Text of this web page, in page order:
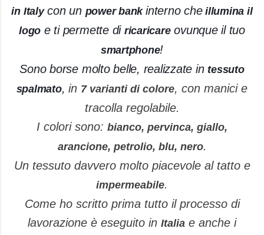
in Italycon un power bankinterno cheillumina il
logo e ti permette di ricaricareovunque il tuo
smartphone!
Sono borse molto belle, realizzate intessuto
spalmato,in 7 varianti di colore, con manici e
tracolla regolabile.
I colori sono: bianco, pervinca, giallo,
arancione, petrolio, blu, nero.
Un tessuto davvero molto piacevole al tatto e
impermeabile.
Come ho scritto prima tutto il processo di
lavorazione è eseguito in Italia e anche i